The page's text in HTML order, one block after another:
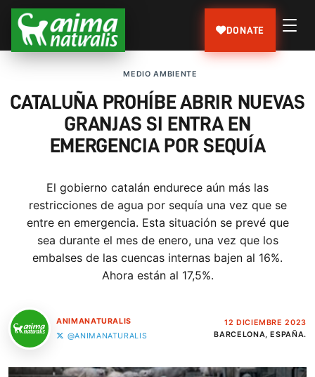
DONATE
MEDIO AMBIENTE
CATALUÑA PROHÍBE ABRIR NUEVAS
GRANJAS SI ENTRA EN
EMERGENCIA POR SEQUÍA
El gobierno catalán endurece aún más las
restricciones de agua por sequía una vez que se
entre en emergencia. Esta situación se prevé que
sea durante el mes de enero, una vez que los
embalses de las cuencas internas bajen al 16%.
Ahora están al 17,5%.
ANIMANATURALIS
@ANIMANATURALIS
12 DICIEMBRE 2023
BARCELONA, ESPAÑA.